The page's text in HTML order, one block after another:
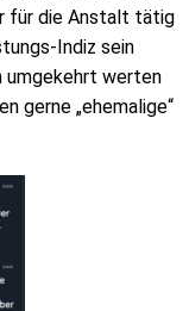
für die Anstalt tätig
Indiz sein
umgekehrt werten
gerne „ehemalige“